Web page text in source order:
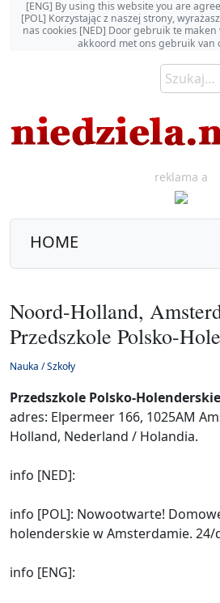
[ENG] By using this website you are
[POL] Korzystając z naszej strony,
nas cookies [NED] Door gebruik te
akkoord met ons gebruik van
reklama a
HOME
Noord-Holland,
Przedszkole Polsko-
Nauka / Szkoły
Przedszkole Polsko-
adres: Elpermeer 166, 1025AM
Holland, Nederland / Holandia.
info [NED]:
info [POL]: Nowootwarte!
holenderskie w Amsterdamie. 24/
info [ENG]: